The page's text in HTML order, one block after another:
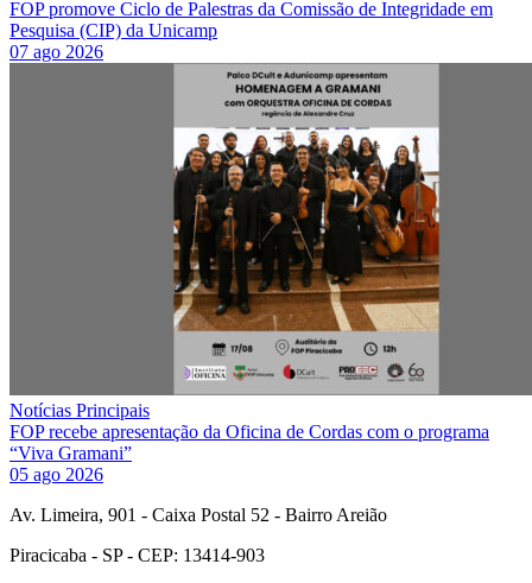
FOP promove Ciclo de Palestras da Comissão de Integridade em
Pesquisa (CIP) da Unicamp
07 ago 2026
Notícias Principais
FOP recebe apresentação da Oficina de Cordas com o programa
“Viva Gramani”
05 ago 2026
Av. Limeira, 901 - Caixa Postal 52 - Bairro Areião
Piracicaba - SP - CEP: 13414-903